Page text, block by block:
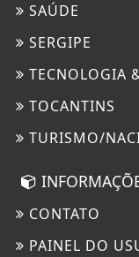
SAÚDE
SERGIPE
TECNOLOGIA
TOCANTINS
TURISMO/
CONTATO
PAINEL DO